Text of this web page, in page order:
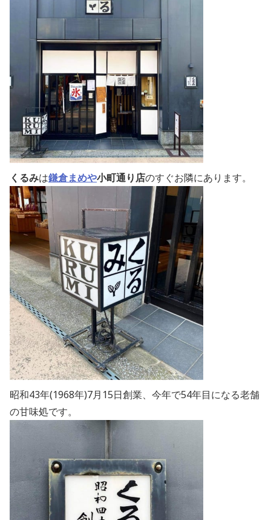
くるみは鎌倉まめや小町通り店のすぐお隣にあります。
昭和43年(1968年)7月15日創業、今年で54年目になる老舗
の甘味処です。